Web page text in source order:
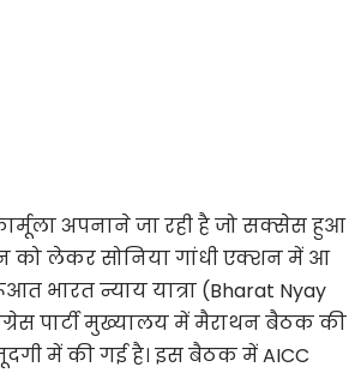
अपनाने जा रही है जो सक्सेस हुआ
को लेकर सोनिया गांधी एक्शन में आ
भारत न्याय यात्रा (Bharat Nyay
पार्टी मुख्यालय में मैराथन बैठक की
में की गई है। इस बैठक में AICC